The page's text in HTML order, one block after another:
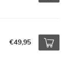
€49,95